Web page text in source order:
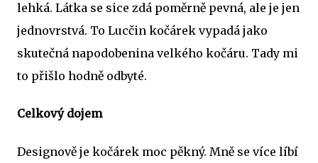
lehká. Látka se sice zdá poměrně pevná, ale je jen
jednovrstvá. To Lucčin kočárek vypadá jako
skutečná napodobenina velkého kočáru. Tady mi
to přišlo hodně odbyté.
Celkový dojem
Designově je kočárek moc pěkný. Mně se více líbí